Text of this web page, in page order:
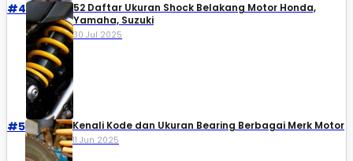
#4
52 Daftar Ukuran Shock Belakang Motor Honda,
Yamaha, Suzuki​
30 Jul 2025
#5 Kenali Kode dan Ukuran Bearing Berbagai Merk Motor
11 Jun 2025